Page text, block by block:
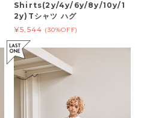
Shirts(2y/4y/6y/8y/10y/1
2y)Tシャツ ハグ
¥5,544 (30%OFF)